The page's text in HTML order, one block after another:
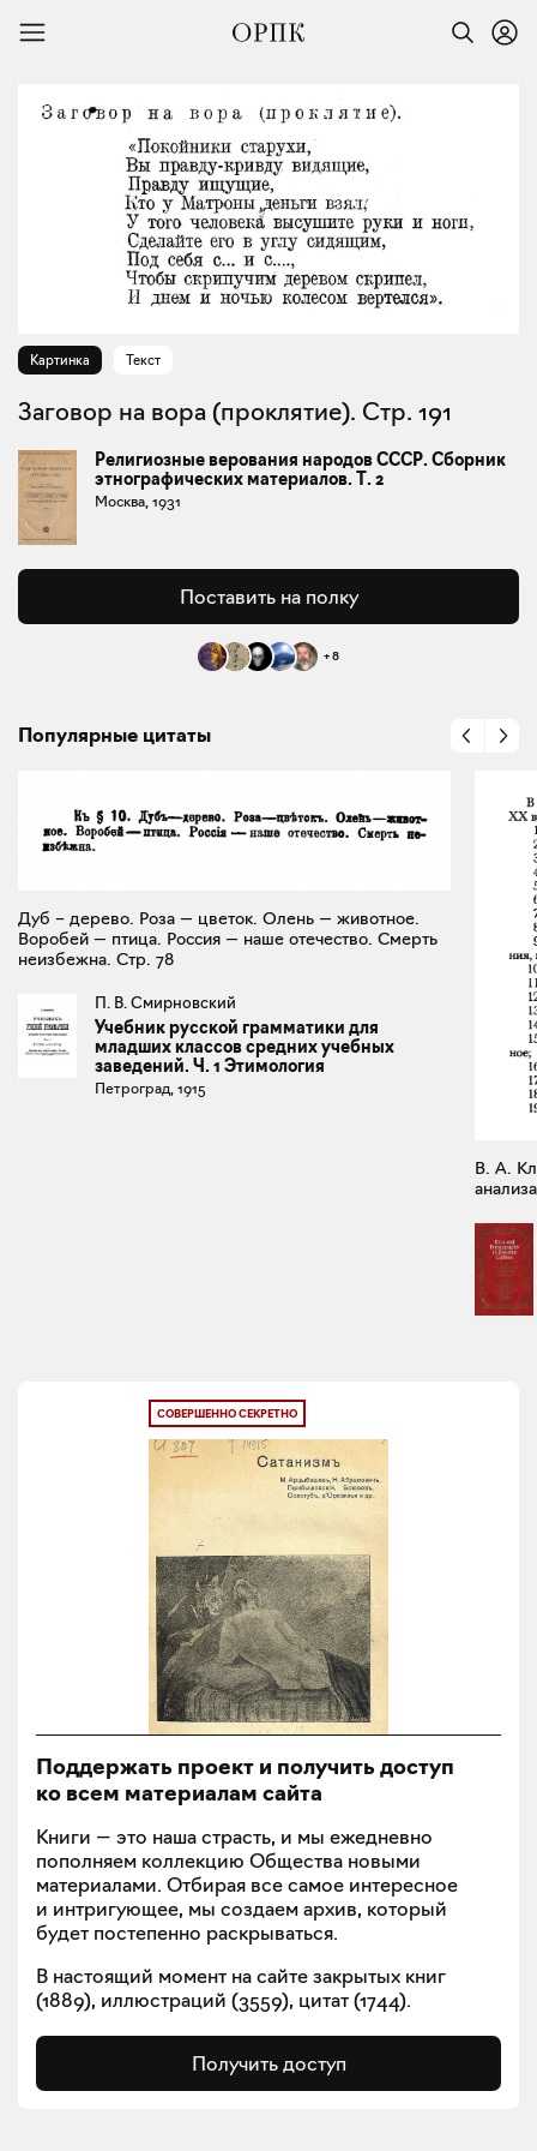
Картинка Текст
Заговор на вора (проклятие). Стр. 191
Религиозные верования народов СССР. Сборник
этнографических материалов. Т. 2
Москва, 1931
Поставить на полку
+8
Популярные цитаты
Дуб – дерево. Роза — цветок. Олень — животное.
Воробей — птица. Россия — наше отечество. Смерть
неизбежна. Стр. 78
П. В. Смирновский
Учебник русской грамматики для
младших классов средних учебных
заведений. Ч. 1 Этимология
Петроград, 1915
В. А.
СОВЕРШЕННО СЕКРЕТНО
Поддержать проект и получить доступ
ко всем материалам сайта
Книги — это наша страсть, и мы ежедневно
пополняем коллекцию Общества новыми
материалами. Отбирая все самое интересное
и интригующее, мы создаем архив, который
будет постепенно раскрываться.
В настоящий момент на сайте закрытых книг
(1889), иллюстраций (3559), цитат (1744).
Получить доступ